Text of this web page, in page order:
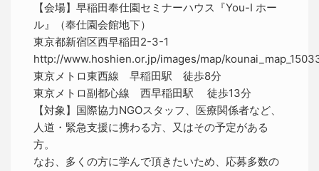
【会場】早稲田奉仕園セミナーハウス『You-I ホー
ル』（奉仕園会館地下）
東京都新宿区西早稲田2-3-1
http://www.hoshien.or.jp/images/map/
東京メトロ東西線 早稲田駅 徒歩8分
東京メトロ副都心線 西早稲田駅 徒歩13分
【対象】国際協力NGOスタッフ、医療関係者など、
人道・緊急支援に携わる方、又はその予定がある
方。
なお、多くの方に学んで頂きたいため、応募多数の